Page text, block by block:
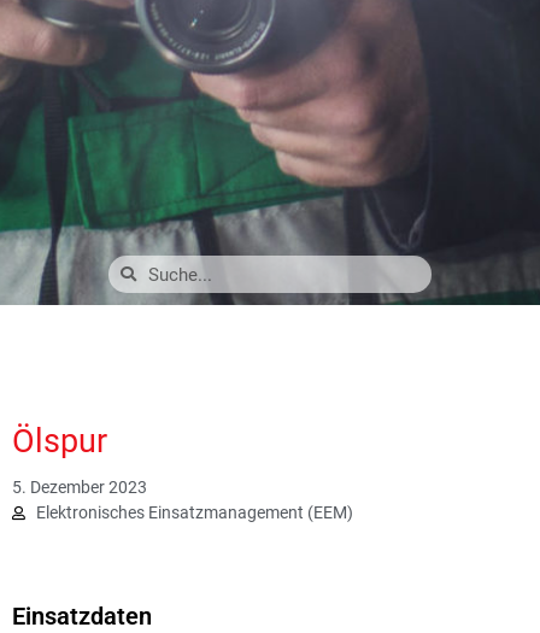
Ölspur
5. Dezember 2023
Elektronisches Einsatzmanagement (EEM)
Einsatzdaten